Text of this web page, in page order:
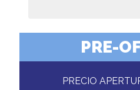
PRE-
PRECIO